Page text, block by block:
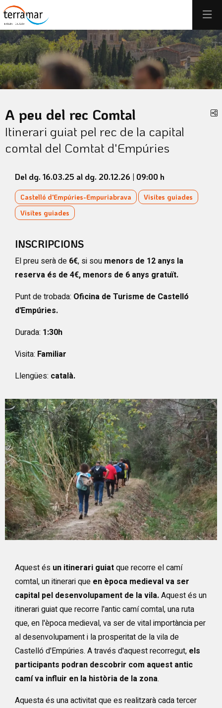
Aquest és un carrusel automàtic. Usa les fletxes del teclat o el
Diapositiva 1
Diapositiva 1
A peu del rec Comtal
Itinerari guiat pel rec de la capital
comtal del Comtat d'Empúries
Del dg. 16.03.25 al dg. 20.12.26 | 09:00 h
Castelló d'Empúries-Empuriabrava
Visites guiades
Visites guiades
INSCRIPCIONS
El preu serà de 6€, si sou menors de 12 anys la
reserva és de 4€, menors de 6 anys gratuït.
Punt de trobada: Oficina de Turisme de Castelló
d'Empúries.
Durada: 1:30h
Visita: Familiar
Llengües: català.
Aquest és un itinerari guiatque recorre el camí
comtal, un itinerari que en època medieval va ser
capital pel desenvolupament de la vila.Aquest és un
itinerari guiat que recorre l'antic camí comtal, una ruta
que, en l'època medieval, va ser de vital importància per
al desenvolupament i la prosperitat de la vila de
Castelló d'Empúries. A través d'aquest recorregut, els
participants podran descobrir com aquest antic
camí va influir en la història de la zona.
Aquesta és una activitat que es realitzarà cada tercer